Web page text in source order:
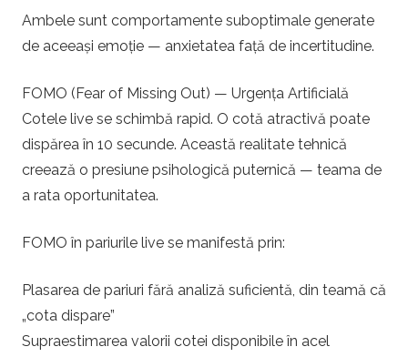
Ambele sunt comportamente suboptimale generate
de aceeași emoție — anxietatea față de incertitudine.
FOMO (Fear of Missing Out) — Urgența Artificială
Cotele live se schimbă rapid. O cotă atractivă poate
dispărea în 10 secunde. Această realitate tehnică
creează o presiune psihologică puternică — teama de
a rata oportunitatea.
FOMO în pariurile live se manifestă prin:
Plasarea de pariuri fără analiză suficientă, din teamă că
„cota dispare”
Supraestimarea valorii cotei disponibile în acel